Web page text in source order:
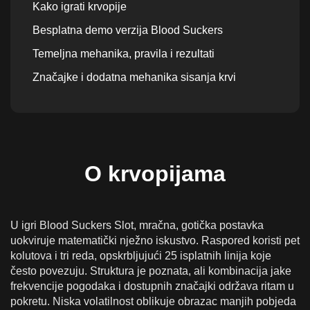
Kako igrati krvopije
Besplatna demo verzija Blood Suckers
Temeljna mehanika, pravila i rezultati
Značajke i dodatna mehanika sisanja krvi
Igranje Blood Suckers Online Za Pravi Novac U
Mobilna verzija Blood Suckers
O krvopijama
U igri Blood Suckers Slot, mračna, gotička postavka
uokviruje matematički nježno iskustvo. Raspored koristi pet
kolutova i tri reda, opskrbljujući 25 isplatnih linija koje
često povezuju. Struktura je poznata, ali kombinacija jake
frekvencije pogodaka i dostupnih značajki održava ritam u
pokretu. Niska volatilnost oblikuje obrazac manjih pobjeda